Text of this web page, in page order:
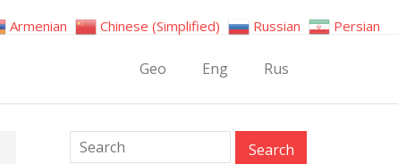
Geo Eng Rus
Armenian Chinese (Simplified) Russian Persian